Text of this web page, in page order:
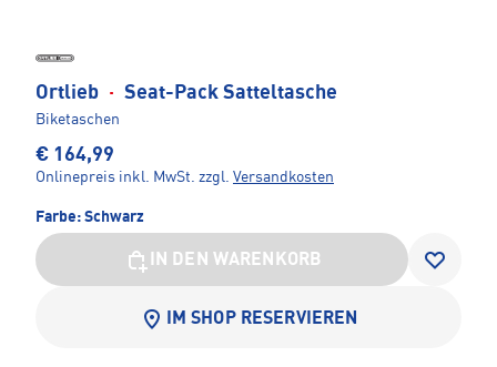
Ortlieb · Seat-Pack Satteltasche
Biketaschen
€ 164,99
Onlinepreis inkl. MwSt. zzgl. Versandkosten
Farbe: Schwarz
IN DEN WARENKORB
IM SHOP RESERVIEREN